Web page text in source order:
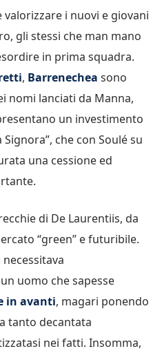
i nuovi e giovani
gli stessi che man mano
in prima squadra.
, Barrenechea sono
nomi lanciati da Manna,
un investimento
che con Soulé su
una cessione ed
di De Laurentiis, da
“green” e futuribile.
uomo che sapesse
in avanti, magari ponendo
tanto decantata
nei fatti. Insomma,